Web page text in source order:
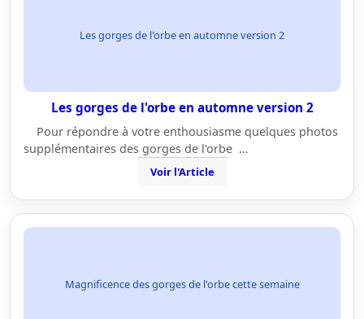
Les gorges de l'orbe en automne version 2
Les gorges de l'orbe en automne version 2
Pour répondre à votre enthousiasme quelques photos
supplémentaires des gorges de l'orbe …
Voir l'Article
Magnificence des gorges de l'orbe cette semaine